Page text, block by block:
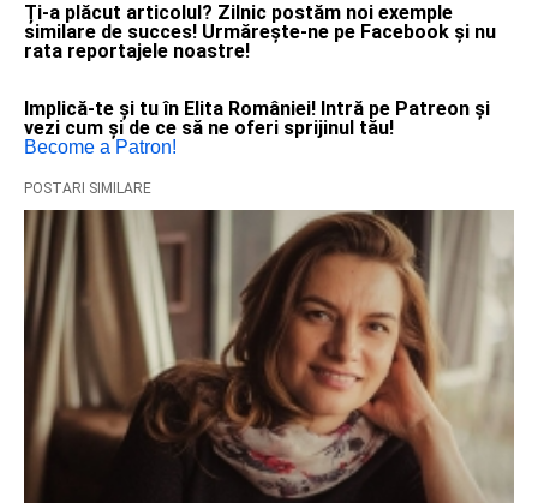
Ți-a plăcut articolul? Zilnic postăm noi exemple
similare de succes! Urmărește-ne pe Facebook și nu
rata reportajele noastre!
Implică-te și tu în Elita României! Intră pe Patreon și
vezi cum și de ce să ne oferi sprijinul tău!
Become a Patron!
POSTARI SIMILARE